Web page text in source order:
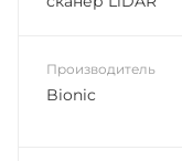
Производитель
Bionic